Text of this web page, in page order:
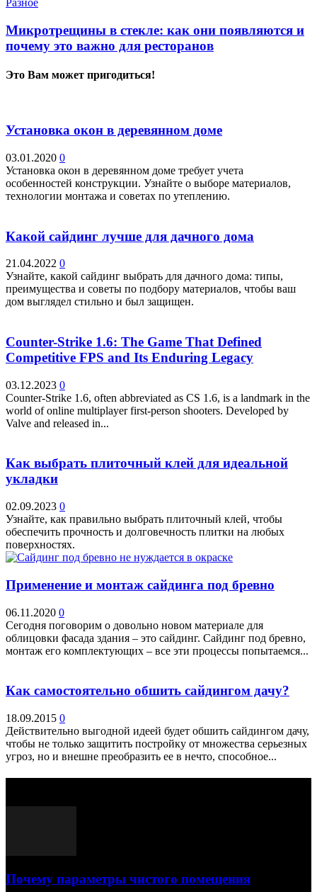
Разное
Микротрещины в стекле: как они появляются и
почему это важно для ресторанов
Это Вам может пригодиться!
Установка окон в деревянном доме
03.01.2020 0
Установка окон в деревянном доме требует учета
особенностей конструкции. Узнайте о выборе материалов,
технологии монтажа и советах по утеплению.
Какой сайдинг лучше для дачного дома
21.04.2022 0
Узнайте, какой сайдинг выбрать для дачного дома: типы,
преимущества и советы по подбору материалов, чтобы ваш
дом выглядел стильно и был защищен.
Counter-Strike 1.6: The Game That Defined
Competitive FPS and Its Enduring Legacy
03.12.2023 0
Counter-Strike 1.6, often abbreviated as CS 1.6, is a landmark in the
world of online multiplayer first-person shooters. Developed by
Valve and released in...
Как выбрать плиточный клей для идеальной
укладки
02.09.2023 0
Узнайте, как правильно выбрать плиточный клей, чтобы
обеспечить прочность и долговечность плитки на любых
поверхностях.
Применение и монтаж сайдинга под бревно
06.11.2020 0
Сегодня поговорим о довольно новом материале для
облицовки фасада здания – это сайдинг. Сайдинг под бревно,
монтаж его комплектующих – все эти процессы попытаемся...
Как самостоятельно обшить сайдингом дачу?
18.09.2015 0
Действительно выгодной идеей будет обшить сайдингом дачу,
чтобы не только защитить постройку от множества серьезных
угроз, но и внешне преобразить ее в нечто, способное...
Почему параметры чистого помещения